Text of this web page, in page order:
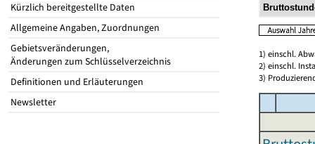
Kürzlich bereitgestellte Daten
Allgemeine Angaben, Zuordnungen
Gebietsveränderungen,
Änderungen zum Schlüsselverzeichnis
Definitionen und Erläuterungen
Newsletter
1) einschl.
2) einschl.
3)